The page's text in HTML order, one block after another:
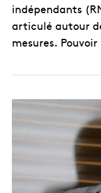
indépendants
articulé autour
mesures.